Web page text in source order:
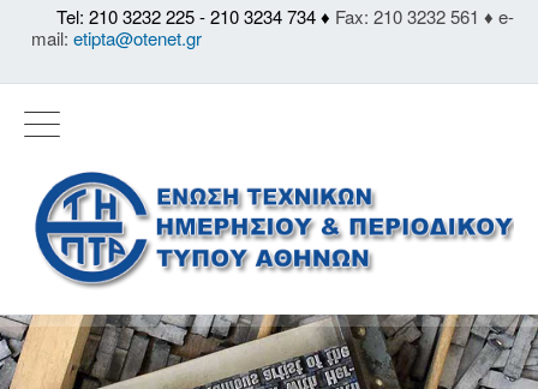
Tel: 210 3232 225 - 210 3234 734 ♦ Fax: 210 3232 561 ♦ e-
mail: etipta@otenet.gr